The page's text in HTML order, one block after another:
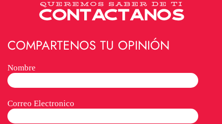
COMPARTENOS TU OPINIÓN
Nombre
Correo Electronico